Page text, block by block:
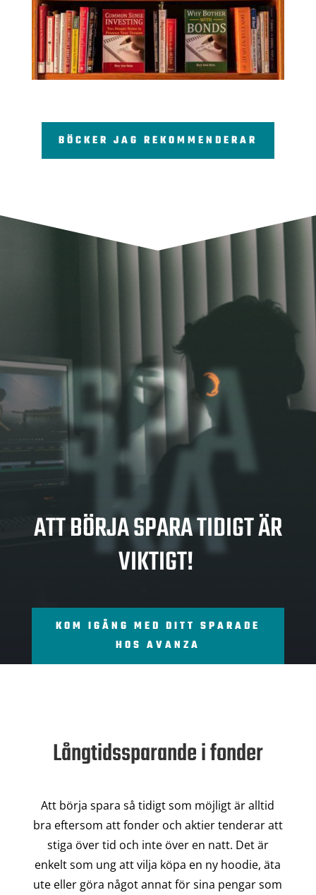
BÖCKER JAG REKOMMENDERAR
SPA
RA
ATT BÖRJA SPARA TIDIGT ÄR
VIKTIGT!
KOM IGÅNG MED DITT SPARADE
HOS AVANZA
Långtidssparande i fonder
Att börja spara så tidigt som möjligt är alltid
bra eftersom att fonder och aktier tenderar att
stiga över tid och inte över en natt. Det är
enkelt som ung att vilja köpa en ny hoodie, äta
ute eller göra något annat för sina pengar som